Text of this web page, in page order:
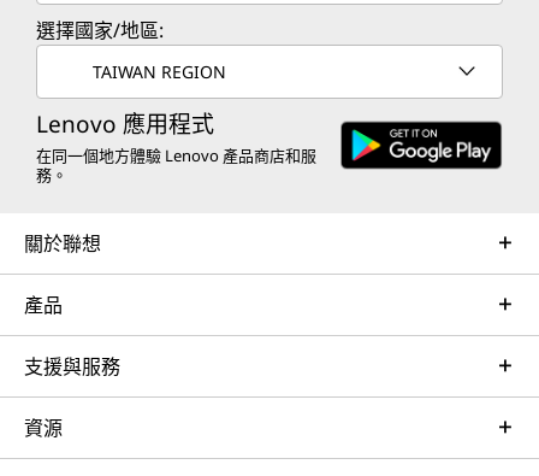
選擇國家/地區:
TAIWAN REGION
Lenovo 應用程式
在同一個地方體驗 Lenovo 產品商店和服
務。
關於聯想
產品
支援與服務
資源